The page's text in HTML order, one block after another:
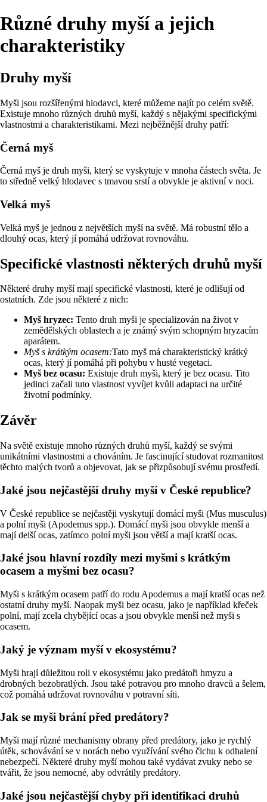
Různé druhy myší a jejich
charakteristiky
Druhy myší
Myši jsou rozšířenými hlodavci, které můžeme najít po celém světě.
Existuje mnoho různých druhů myší, každý s nějakými specifickými
vlastnostmi a charakteristikami. Mezi nejběžnější druhy patří:
Černá myš
Černá myš je druh myši, který se vyskytuje v mnoha částech světa. Je
to středně velký hlodavec s tmavou srstí a obvykle je aktivní v noci.
Velká myš
Velká myš je jednou z největších myší na světě. Má robustní tělo a
dlouhý ocas, který jí pomáhá udržovat rovnováhu.
Specifické vlastnosti některých druhů myší
Některé druhy myší mají specifické vlastnosti, které je odlišují od
ostatních. Zde jsou některé z nich:
Myš hryzec: Tento druh myši je specializován na život v
zemědělských oblastech a je známý svým schopným hryzacím
aparátem.
Myš s krátkým ocasem:Tato myš má charakteristický krátký
ocas, který jí pomáhá při pohybu v husté vegetaci.
Myš bez ocasu: Existuje druh myši, který je bez ocasu. Tito
jedinci začali tuto vlastnost vyvíjet kvůli adaptaci na určité
životní podmínky.
Závěr
Na světě existuje mnoho různých druhů myší, každý se svými
unikátními vlastnostmi a chováním. Je fascinující studovat rozmanitost
těchto malých tvorů a objevovat, jak se přizpůsobují svému prostředí.
Jaké jsou nejčastější druhy myší v České republice?
V České republice se nejčastěji vyskytují domácí myši (Mus musculus)
a polní myši (Apodemus spp.). Domácí myši jsou obvykle menší a
mají delší ocas, zatímco polní myši jsou větší a mají kratší ocas.
Jaké jsou hlavní rozdíly mezi myšmi s krátkým
ocasem a myšmi bez ocasu?
Myši s krátkým ocasem patří do rodu Apodemus a mají kratší ocas než
ostatní druhy myší. Naopak myši bez ocasu, jako je například křeček
polní, mají zcela chybějící ocas a jsou obvykle menší než myši s
ocasem.
Jaký je význam myší v ekosystému?
Myši hrají důležitou roli v ekosystému jako predátoři hmyzu a
drobných bezobratlých. Jsou také potravou pro mnoho dravců a šelem,
což pomáhá udržovat rovnováhu v potravní síti.
Jak se myši brání před predátory?
Myši mají různé mechanismy obrany před predátory, jako je rychlý
útěk, schovávání se v norách nebo využívání svého čichu k odhalení
nebezpečí. Některé druhy myší mohou také vydávat zvuky nebo se
tvářit, že jsou nemocné, aby odvrátily predátory.
Jaké jsou nejčastější chyby při identifikaci druhů